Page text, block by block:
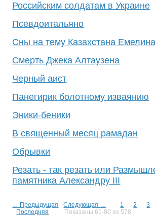
Российским солдатам в Украине
Псевдоитальяно
Сны на тему Казахстана
Смерть Джека Алтаузена
Черный аист
Панегирик болотному изваянию
Эники-беники
В священный месяц рамадан
Обрывки
Резать - так резать или
памятника Александру III
← Предыдущая Следующая → 1 2 3
Последняя
Показаны 61-80 из 578